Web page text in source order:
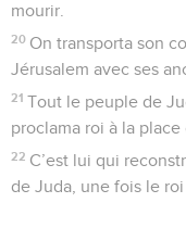
mourir.
20 On transporta son
Jérusalem avec ses
21 Tout le peuple de
proclama roi à la place
22 C’est lui qui
de Juda, une fois le